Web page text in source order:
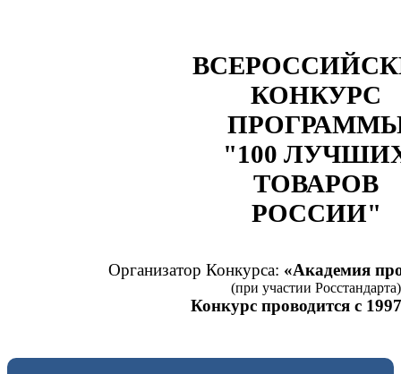
КОНКУРС
"100
ТОВАРОВ
РОССИИ"
Организатор Конкурса: «Академия
(при участии Росстандарта)
Конкурс проводится с